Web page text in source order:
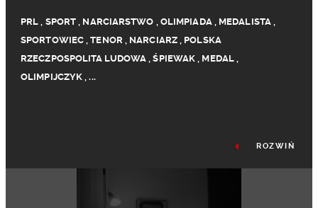
PRL , SPORT , NARCIARSTWO , OLIMPIADA, MEDALISTA,
SPORTOWIEC ,TENOR, NARCIARZ, POLSKA
RZECZPOSPOLITA LUDOWA ,ŚPIEWAK , MEDAL,
OLIMPIJCZYK ,...
ROZWIŃ